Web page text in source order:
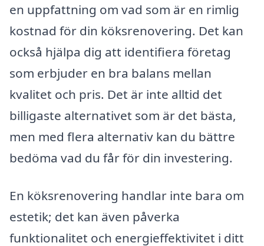
en uppfattning om vad som är en rimlig
kostnad för din köksrenovering. Det kan
också hjälpa dig att identifiera företag
som erbjuder en bra balans mellan
kvalitet och pris. Det är inte alltid det
billigaste alternativet som är det bästa,
men med flera alternativ kan du bättre
bedöma vad du får för din investering.
En köksrenovering handlar inte bara om
estetik; det kan även påverka
funktionalitet och energieffektivitet i ditt